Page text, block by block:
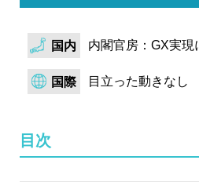
トナーシップでは2030・50
備に着手する予定。
国内 内閣官房：GX実
国際 目立った動きなし
目次